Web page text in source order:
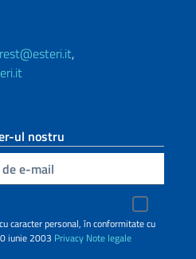
,
ul nostru
caracter personal, în conformitate cu
iunie 2003 Privacy Note legale